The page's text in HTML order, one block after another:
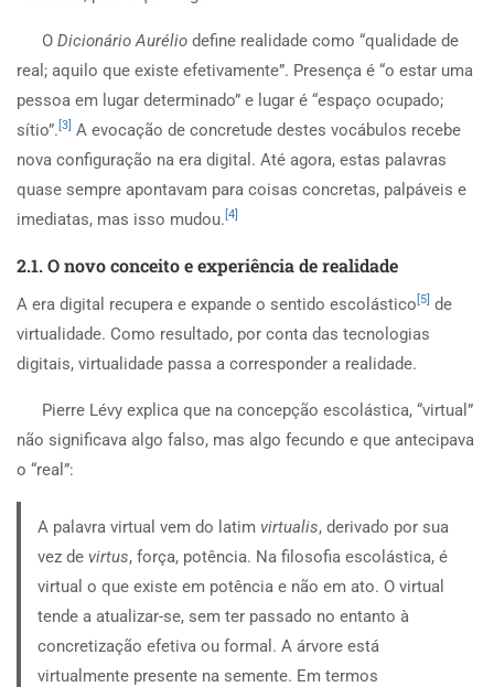
O Dicionário Auréliodefine realidade como “qualidade de
real; aquilo que existe efetivamente”. Presença é “o estar uma
pessoa em lugar determinado” e lugar é “espaço ocupado;
sítio”. [3] A evocação de concretude destes vocábulos recebe
nova configuração na era digital. Até agora, estas palavras
quase sempre apontavam para coisas concretas, palpáveis e
imediatas, mas isso mudou. [4]
2.1. O novo conceito e experiência de realidade
A era digital recupera e expande o sentido escolástico [5] de
virtualidade. Como resultado, por conta das tecnologias
digitais, virtualidade passa a corresponder a realidade.
Pierre Lévy explica que na concepção escolástica, “virtual”
não significava algo falso, mas algo fecundo e que antecipava
o “real”:
A palavra virtual vem do latim virtualis, derivado por sua
vez de virtus, força, potência. Na filosofia escolástica, é
virtual o que existe em potência e não em ato. O virtual
tende a atualizar-se, sem ter passado no entanto à
concretização efetiva ou formal. A árvore está
virtualmente presente na semente. Em termos